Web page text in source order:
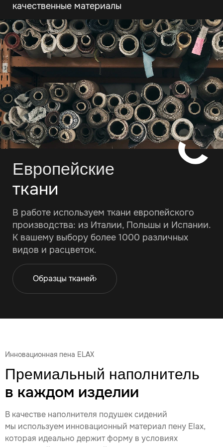
качественные материалы
Европейские
ткани
В работе используем ткани европейского
производства: из Италии, Польшы и Испании.
К вашему выбору более 1000 различных
видов и расцветок.
Образцы тканей
Инновационная пена ELAX
Премиальный наполнитель
в каждом изделии
В качестве наполнителя подушек сидений
мы используем инновационный материал пену Elax,
которая идеально держит форму в условиях